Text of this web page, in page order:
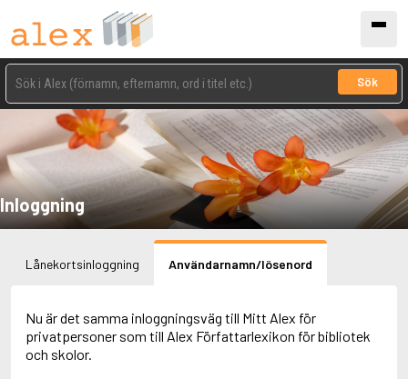
Sök
Inloggning
Lånekortsinloggning Användarnamn/lösenord
Nu är det samma inloggningsväg till Mitt Alex för
privatpersoner som till Alex Författarlexikon för bibliotek
och skolor.